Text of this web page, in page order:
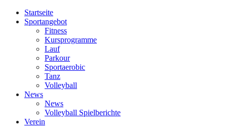
Startseite
Sportangebot
Fitness
Kursprogramme
Lauf
Parkour
Sportaerobic
Tanz
Volleyball
News
News
Volleyball Spielberichte
Verein